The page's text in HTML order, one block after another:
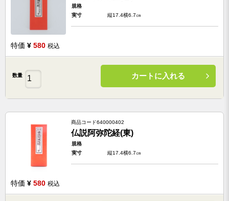
規格
実寸
縦17.4横6.7㎝
特価 ¥ 580 税込
数量 カートに入れる
商品コード640000402
仏説阿弥陀経(東)
規格
実寸
縦17.4横6.7㎝
特価 ¥ 580 税込